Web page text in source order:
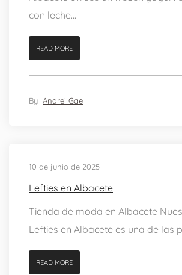
con leche...
READ MORE
By Andrei Gae
10 de junio de 2025
Lefties en Albacete
Tienda de moda en Albacete
Lefties en Albacete es una de las
READ MORE